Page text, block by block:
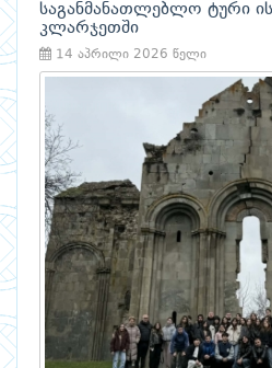
საგანმანათლებლო ტური
კლარჯეთში
14 აპრილი 2026 წელი